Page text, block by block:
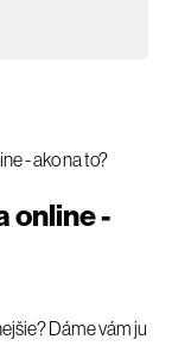
online -